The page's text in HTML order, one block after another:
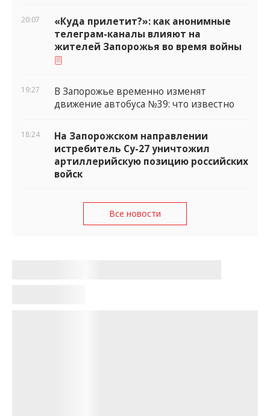
20:07
«Куда прилетит?»: как анонимные
телеграм-каналы влияют на
жителей Запорожья во время войны
19:27
В Запорожье временно изменят
движение автобуса №39: что известно
18:24
На Запорожском направлении
истребитель Су-27 уничтожил
артиллерийскую позицию российских
войск
Все новости